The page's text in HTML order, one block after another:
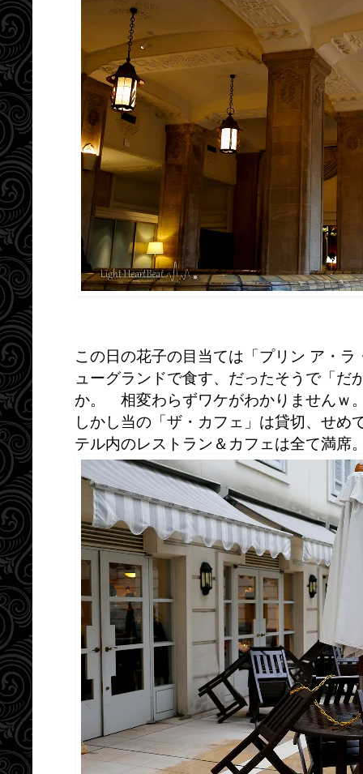
この日の花子の目当ては「プリン ア・
ューグランドで食す、だったそうで「だ
か。 相変わらずワケがわかりませんｗ
しかし当の「ザ・カフェ」は貸切、せめ
テル内のレストラン＆カフェは全て満席